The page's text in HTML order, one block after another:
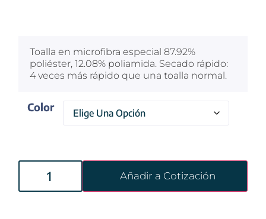
Toalla en microfibra especial 87.92%
poliéster, 12.08% poliamida. Secado rápido:
4 veces más rápido que una toalla normal.
Color
Añadir a Cotización